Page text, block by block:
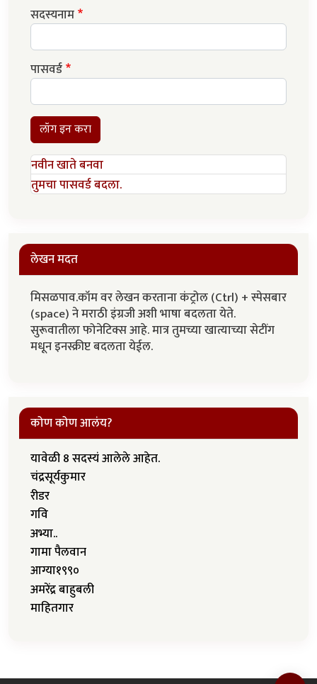
सदस्यनाम
पासवर्ड
लॉग इन करा
नवीन खाते बनवा
तुमचा पासवर्ड बदला.
लेखन मदत
मिसळपाव.कॉम वर लेखन करताना कंट्रोल (Ctrl) + स्पेसबार
(space) ने मराठी इंग्रजी अशी भाषा बदलता येते.
सुरूवातीला फोनेटिक्स आहे. मात्र तुमच्या खात्याच्या सेटींग
मधून इनस्क्रीप्ट बदलता येईल.
कोण कोण आलंय?
यावेळी 8 सदस्यं आलेले आहेत.
चंद्रसूर्यकुमार
रीडर
गवि
अभ्या..
गामा पैलवान
आग्या१९९०
अमरेंद्र बाहुबली
माहितगार